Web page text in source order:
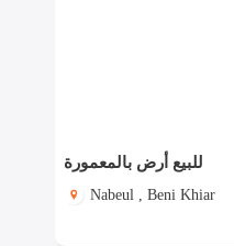
للبيع أرض بالمعمورة
Nabeul , Beni Khiar